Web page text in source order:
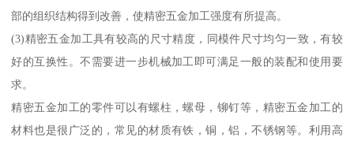
部的组织结构得到改善，使精密五金加工强度有所提高。
(3)精密五金加工具有较高的尺寸精度，同模件尺寸均匀一致，有较
好的互换性。不需要进一步机械加工即可满足一般的装配和使用要
求。
精密五金加工的零件可以有螺柱，螺母，铆钉等，精密五金加工的
材料也是很广泛的，常见的材质有铁，铜，铝，不锈钢等。利用高